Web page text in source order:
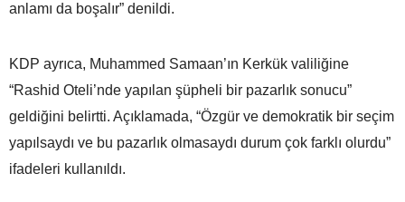
anlamı da boşalır” denildi.
KDP ayrıca, Muhammed Samaan’ın Kerkük valiliğine
“Rashid Oteli’nde yapılan şüpheli bir pazarlık sonucu”
geldiğini belirtti. Açıklamada, “Özgür ve demokratik bir seçim
yapılsaydı ve bu pazarlık olmasaydı durum çok farklı olurdu”
ifadeleri kullanıldı.